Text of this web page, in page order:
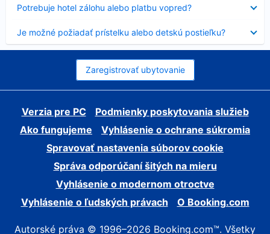
Potrebuje hotel zálohu alebo platbu vopred?
sa
Je možné požiadať prístelku alebo detskú postieľku?
sa
Zaregistrovať ubytovanie
Verzia pre PC
Podmienky poskytovania služieb
Ako fungujeme
Vyhlásenie o ochrane súkromia
Spravovať nastavenia súborov cookie
Správa odporúčaní šitých na mieru
Vyhlásenie o modernom otroctve
Vyhlásenie o ľudských právach
O Booking.com
Autorské práva © 1996–2026 Booking.com™. Všetky